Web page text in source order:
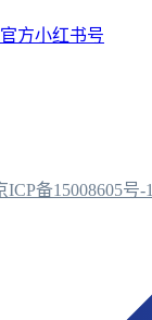
ICP备15008605号-1